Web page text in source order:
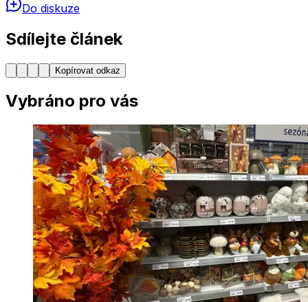
Do diskuze
Sdílejte článek
Kopírovat odkaz
Vybráno pro vás